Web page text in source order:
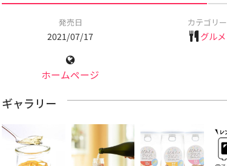
発売日
2021/07/17
カテゴリー
グルメ
ホームページ
ギャラリー